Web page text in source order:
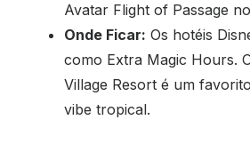
Avatar Flight of Passage
Onde Ficar: Os hotéis
como Extra Magic Hours.
Village Resort é um
vibe tropical.